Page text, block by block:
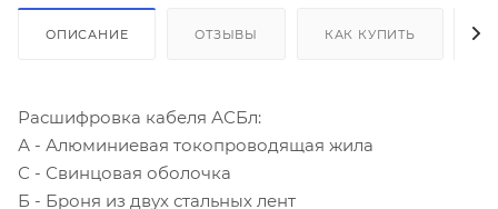
ОПИСАНИЕ ОТЗЫВЫ КАК КУПИТЬ
Расшифровка кабеля АСБл:
А - Алюминиевая токопроводящая жила
С - Свинцовая оболочка
Б - Броня из двух стальных лент